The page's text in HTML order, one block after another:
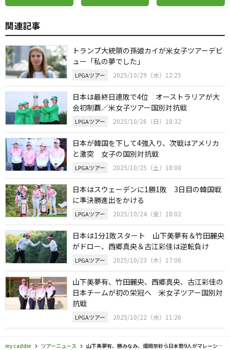
関連記事
トランプ大統領の孫娘カイが米女子ツアーデビ
ュー「私の夢でした」
LPGAツアー 2025/10/29（水）12:25
日本は最終日連敗で4位 オーストラリアが大
会初制覇／米女子ツアー国別対抗戦
LPGAツアー 2025/10/26（日）18:32
日本が韓国を下して4強入り、次戦はアメリカ
と激突 女子の国別対抗戦
LPGAツアー 2025/10/25（土）18:08
日本はスウェーデンに1勝1敗 3日目の韓国戦
に準決勝進出をかける
LPGAツアー 2025/10/24（金）18:02
日本は1分1敗スタート 山下美夢有＆竹田麗央
がドロー、西郷真央＆古江彩佳は逆転負け
LPGAツアー 2025/10/23（木）17:06
山下美夢有、竹田麗央、西郷真央、古江彩佳の
日本チームが初の栄冠へ 米女子ツアー国別対
抗戦
LPGAツアー 2025/10/22（水）11:26
my caddie ツアーニュース 山下美夢有、勝みなみ、畑岡奈紗ら日本勢9人がマレーシア大会へ